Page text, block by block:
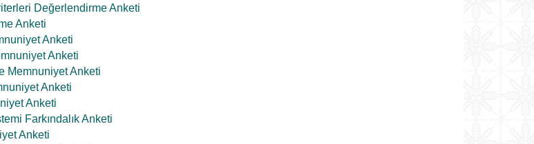
Değerlendirme Anketi
Anketi
Anketi
Anketi
Memnuniyet Anketi
Anketi
Anketi
Farkındalık Anketi
Anketi